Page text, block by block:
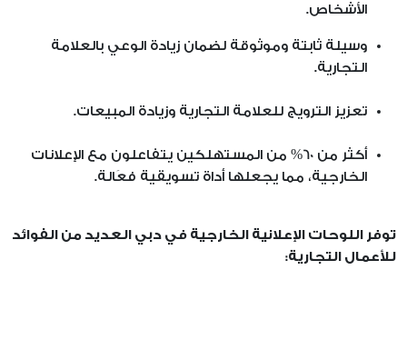
الأشخاص.
وسيلة ثابتة وموثوقة لضمان زيادة الوعي بالعلامة
التجارية.
تعزيز الترويج للعلامة التجارية وزيادة المبيعات.
أكثر من 60% من المستهلكين يتفاعلون مع الإعلانات
الخارجية، مما يجعلها أداة تسويقية فعَالة.
توفر اللوحات الإعلانية الخارجية في دبي العديد من الفوائد
للأعمال التجارية: